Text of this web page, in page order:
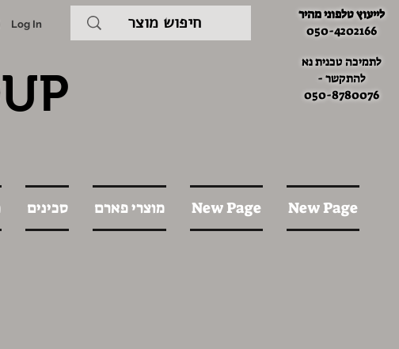
לייעוץ טלפוני מהיר
050-4202166
לתמיכה טכנית נא
להתקשר -
050-8780076
Log In
New Page
New Page מוצרי פארם סכינים